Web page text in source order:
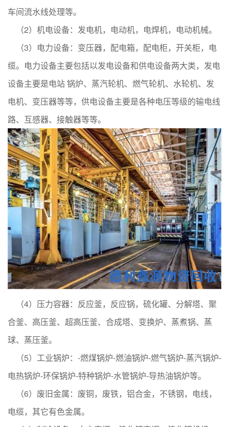
车间流水线处理等。
（2）机电设备：发电机，电动机，电焊机，电动机械。
（3）电力设备：变压器，配电箱，配电柜，开关柜，电
缆。电力设备主要包括以发电设备和供电设备两大类，发电
设备主要是电站 锅炉、蒸汽轮机、燃气轮机、水轮机、发
电机、变压器等等，供电设备主要是各种电压等级的输电线
路、互感器、接触器等等。
（4）压力容器：反应釜，反应锅，硫化罐、分解塔、聚
合釜、高压釜、超高压釜、合成塔、变换炉、蒸煮锅、蒸
球、蒸压釜。
（5）工业锅炉：-燃煤锅炉-燃油锅炉-燃气锅炉-蒸汽锅炉-
电热锅炉-环保锅炉-特种锅炉-水管锅炉-导热油锅炉等。
（6）废旧金属：废铜，废铁，铝合金，不锈钢，电线，
电缆，其它有色金属。